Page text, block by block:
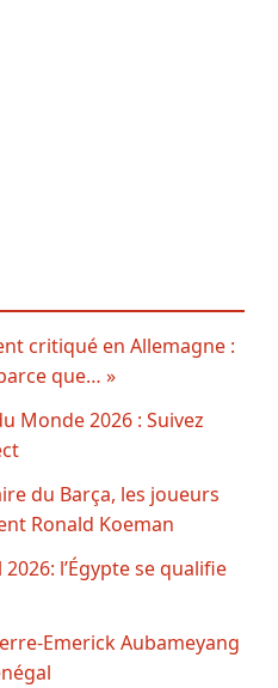
critiqué en Allemagne :
que… »
Monde 2026 : Suivez
du Barça, les joueurs
Ronald Koeman
l’Égypte se qualifie
Emerick Aubameyang